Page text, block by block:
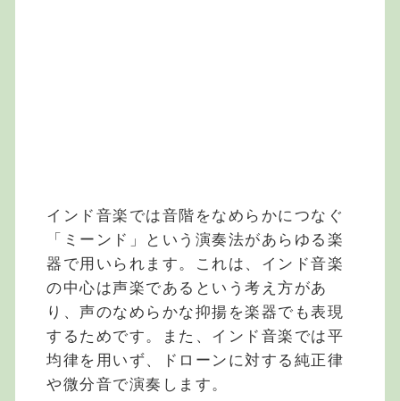
インド音楽では音階をなめらかにつなぐ
「ミーンド」という演奏法があらゆる楽
器で用いられます。これは、インド音楽
の中心は声楽であるという考え方があ
り、声のなめらかな抑揚を楽器でも表現
するためです。また、インド音楽では平
均律を用いず、ドローンに対する純正律
や微分音で演奏します。